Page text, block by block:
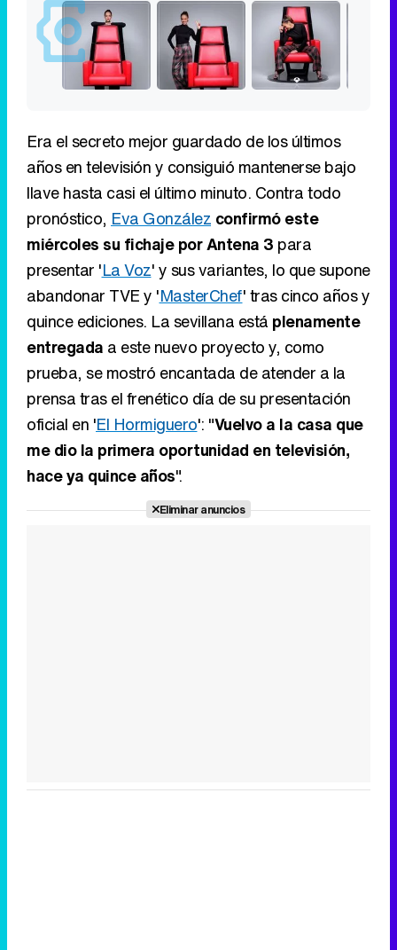
Era el secreto mejor guardado de los últimos
años en televisión y consiguió mantenerse bajo
llave hasta casi el último minuto. Contra todo
pronóstico, Eva González confirmó este
miércoles su fichaje por Antena 3 para
presentar 'La Voz' y sus variantes, lo que supone
abandonar TVE y 'MasterChef' tras cinco años y
quince ediciones. La sevillana está plenamente
entregada a este nuevo proyecto y, como
prueba, se mostró encantada de atender a la
prensa tras el frenético día de su presentación
oficial en 'El Hormiguero': "Vuelvo a la casa que
me dio la primera oportunidad en televisión,
hace ya quince años".
Eliminar anuncios